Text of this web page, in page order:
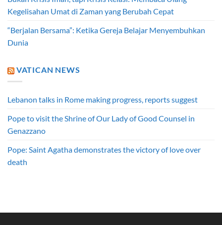
Kegelisahan Umat di Zaman yang Berubah Cepat
“Berjalan Bersama”: Ketika Gereja Belajar Menyembuhkan
Dunia
VATICAN NEWS
Lebanon talks in Rome making progress, reports suggest
Pope to visit the Shrine of Our Lady of Good Counsel in
Genazzano
Pope: Saint Agatha demonstrates the victory of love over
death